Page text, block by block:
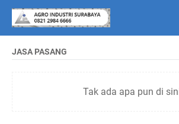
JASA PASANG
Tak ada apa pun di